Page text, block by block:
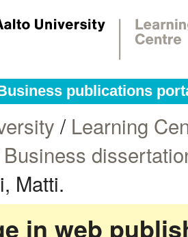
publications
/ Learning
Matti.
in web